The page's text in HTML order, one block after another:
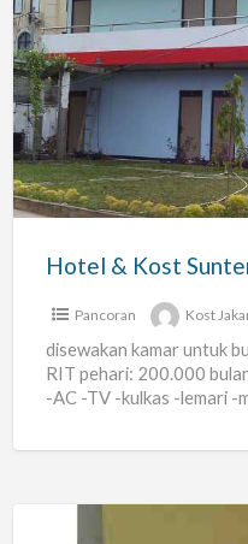
Hotel
&
Kost
Sunter
Jaya
1
Hotel & Kost
Pancoran Kost
disewakan kamar untuk
RIT pehari: 200.000
-AC -TV -kulkas -lemari -